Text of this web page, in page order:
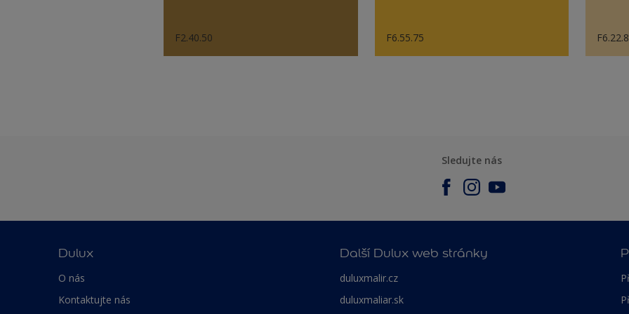
F2.40.50 F6.55.75
Sledujte nás
Dulux
O nás
Kontaktujte nás
Další Dulux web stránky
duluxmalir.cz
duluxmaliar.sk